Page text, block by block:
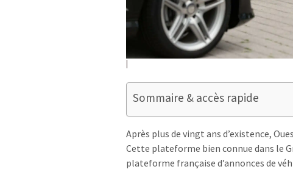
Sommaire & accès rapide
Après plus de vingt ans d’existence,
Cette plateforme bien connue dans le
plateforme française d’annonces de